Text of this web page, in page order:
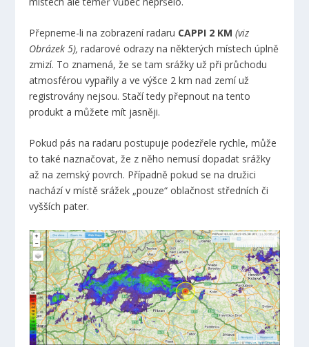
Přepneme-li na zobrazení radaru CAPPI 2 KM (viz
Obrázek 5),radarové odrazy na některých místech úplně
zmizí. To znamená, že se tam srážky už při průchodu
atmosférou vypařily a ve výšce 2 km nad zemí už
registrovány nejsou. Stačí tedy přepnout na tento
produkt a můžete mít jasněji.
Pokud pás na radaru postupuje podezřele rychle, může
to také naznačovat, že z něho nemusí dopadat srážky
až na zemský povrch. Případně pokud se na družici
nachází v místě srážek „pouze“ oblačnost středních či
vyšších pater.